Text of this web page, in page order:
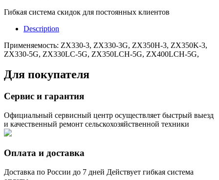
Гибкая система скидок для постоянных клиентов
Description
Применяемость: ZX330-3, ZX330-3G, ZX350H-3, ZX350K-3,
ZX330-5G, ZX330LC-5G, ZX350LCH-5G, ZX400LCH-5G,
Для покупателя
Сервис и гарантия
Официальный сервисный центр осуществляет быстрый выезд
и качественный ремонт сельскохозяйственной техники
Оплата и доставка
Доставка по России до 7 дней Действует гибкая система